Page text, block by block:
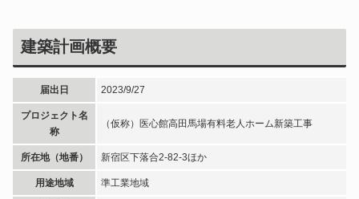
建築計画概要
届出日 2023/9/27
プロジェクト名
称
（仮称）医心館高田馬場有料老人ホーム新築工事
所在地（地番） 新宿区下落合2-82-3ほか
用途地域 準工業地域